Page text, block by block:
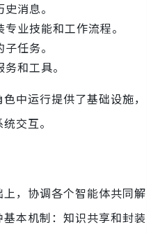
消息。
业技能和工作流程。
任务。
和工具。
中运行提供了基础设施，
交互。
，协调各个智能体共同解
本机制：知识共享和封装